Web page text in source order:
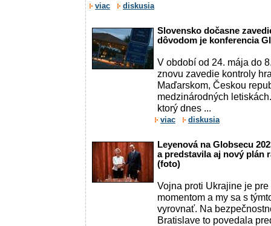
viac diskusia
Slovensko dočasne
dôvodom je konferencia
V období od 24. mája do
znovu zavedie kontroly
Maďarskom, Českou
medzinárodných
ktorý dnes ...
viac diskusia
Leyenová na Globsecu
a predstavila aj nový plán
(foto)
Vojna proti Ukrajine je
momentom a my sa s
vyrovnať. Na
Bratislave to povedala